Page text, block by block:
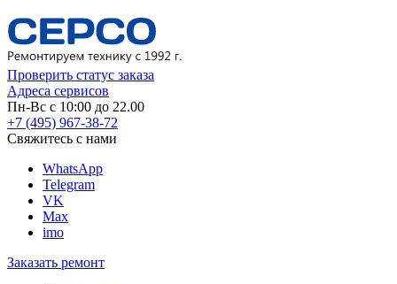
Проверить статус заказа
Адреса сервисов
Пн-Вс с 10:00 до 22.00
+7 (495) 967-38-72
Свяжитесь с нами
WhatsApp
Telegram
VK
Max
imo
Заказать ремонт